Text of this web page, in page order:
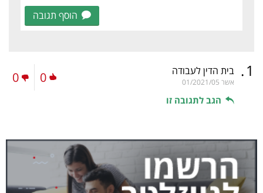
הוסף תגובה
1
. בית הדין לעבודה
אשר 01/2021/05
הגב לתגובה זו
0
0